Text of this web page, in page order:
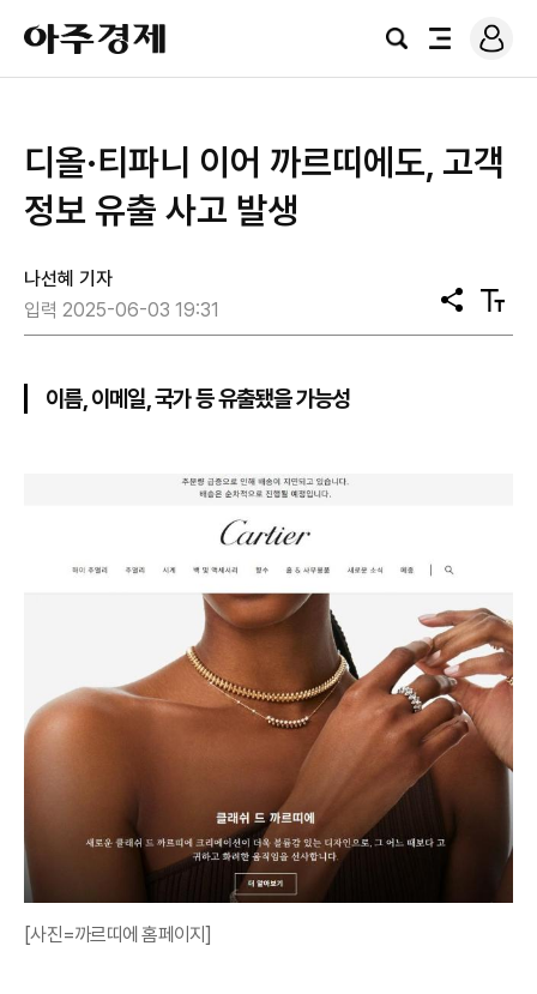
아
주
경
검
전
로
그
디올·티파니 이어 까르띠에도, 고객
정보 유출 사고 발생
나선혜 기자
입력 2025-06-03 19:31
공
유
텍
스
이름, 이메일, 국가 등 유출됐을 가능성
[사진=까르띠에 홈페이지]